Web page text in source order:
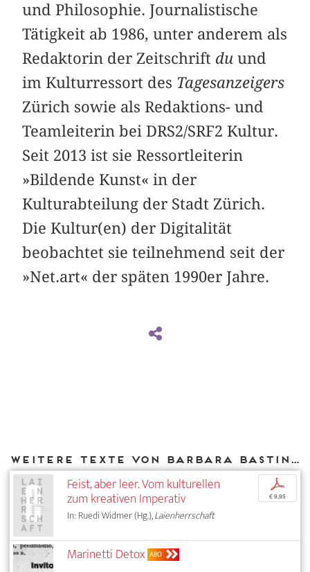
und Philosophie. Journalistische
Tätigkeit ab 1986, unter anderem als
Redaktorin der Zeitschrift du und
im Kulturressort des Tagesanzeigers
Zürich sowie als Redaktions- und
Teamleiterin bei DRS2/SRF2 Kultur.
Seit 2013 ist sie Ressortleiterin
»Bildende Kunst« in der
Kulturabteilung der Stadt Zürich.
Die Kultur(en) der Digitalität
beobachtet sie teilnehmend seit der
»Net.art« der späten 1990er Jahre.
Weitere Texte von Barbara Basting bei DIAPHANES
Feist, aber leer. Vom kulturellen
zum kreativen Imperativ
In: Ruedi Widmer (Hg.),Laienherrschaft
p
€ 9,95
Marinetti Detox ABO